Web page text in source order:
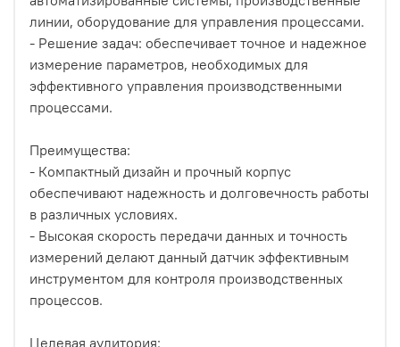
линии, оборудование для управления процессами.
- Решение задач: обеспечивает точное и надежное
измерение параметров, необходимых для
эффективного управления производственными
процессами.
Преимущества:
- Компактный дизайн и прочный корпус
обеспечивают надежность и долговечность работы
в различных условиях.
- Высокая скорость передачи данных и точность
измерений делают данный датчик эффективным
инструментом для контроля производственных
процессов.
Целевая аудитория: